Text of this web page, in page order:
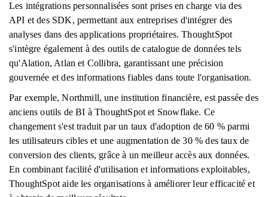
Les intégrations personnalisées sont prises en charge via des
API et des SDK, permettant aux entreprises d'intégrer des
analyses dans des applications propriétaires. ThoughtSpot
s'intègre également à des outils de catalogue de données tels
qu'Alation, Atlan et Collibra, garantissant une précision
gouvernée et des informations fiables dans toute l'organisation.
Par exemple, Northmill, une institution financière, est passée des
anciens outils de BI à ThoughtSpot et Snowflake. Ce
changement s'est traduit par un taux d'adoption de 60 % parmi
les utilisateurs cibles et une augmentation de 30 % des taux de
conversion des clients, grâce à un meilleur accès aux données.
En combinant facilité d'utilisation et informations exploitables,
ThoughtSpot aide les organisations à améliorer leur efficacité et